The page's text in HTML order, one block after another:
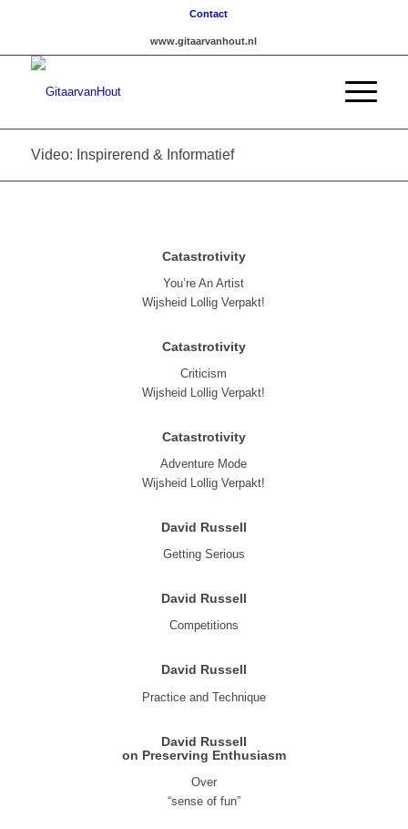
Contact
www.gitaarvanhout.nl
Video: Inspirerend & Informatief
Catastrotivity
You’re An Artist
Wijsheid Lollig Verpakt!
Catastrotivity
Criticism
Wijsheid Lollig Verpakt!
Catastrotivity
Adventure Mode
Wijsheid Lollig Verpakt!
David Russell
Getting Serious
David Russell
Competitions
David Russell
Practice and Technique
David Russell
on Preserving Enthusiasm
Over
“sense of fun”